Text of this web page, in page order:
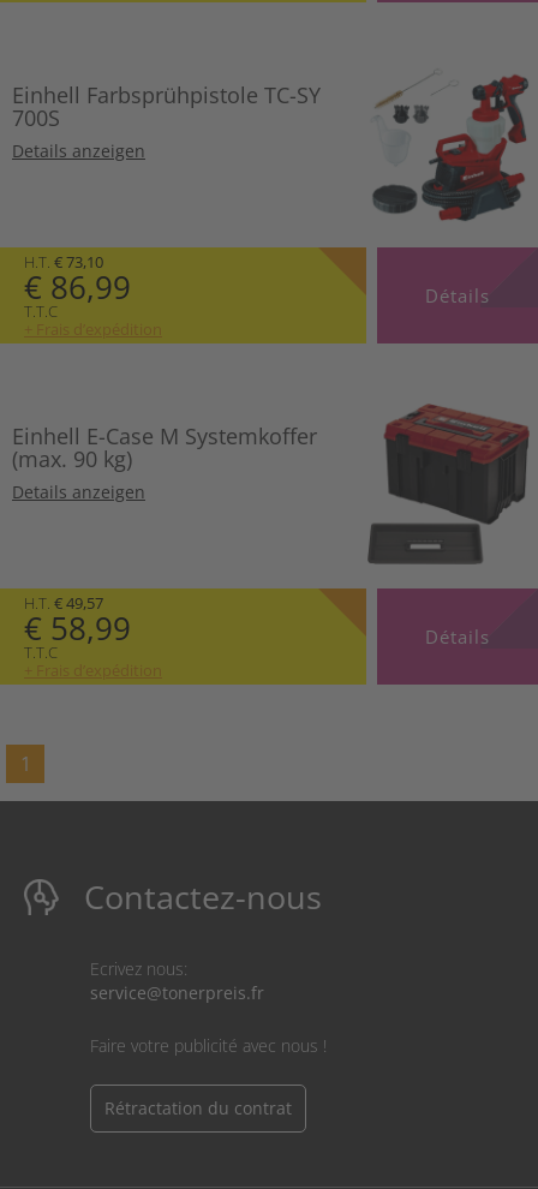
Einhell Farbsprühpistole TC-SY
700S
Details anzeigen
H.T. € 73,10
€ 86,99
T.T.C
+ Frais d’expédition
Détails
Einhell E-Case M Systemkoffer
(max. 90 kg)
Details anzeigen
H.T. € 49,57
€ 58,99
T.T.C
+ Frais d’expédition
Détails
1
Contactez-nous
Ecrivez nous:
service@tonerpreis.fr
Faire votre publicité avec nous !
Rétractation du contrat